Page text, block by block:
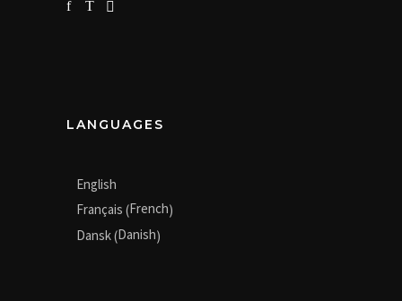
LANGUAGES
English
Français (French)
Dansk(Danish)